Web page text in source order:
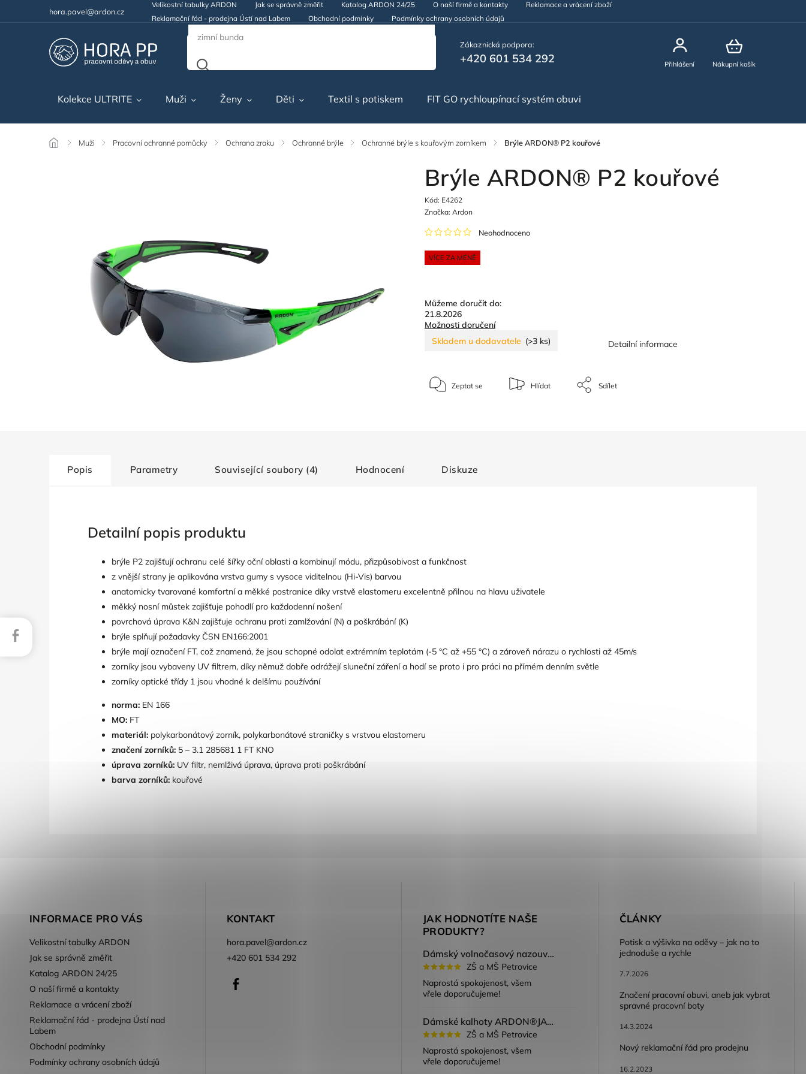
hora.pavel@ardon.cz
Velikostní tabulky ARDON Jak se správně změřit Katalog ARDON 24/25 O naší firmě a kontakty
Reklamace a vrácení zboží
Reklamační řád - prodejna Ústí nad Labem
Obchodní podmínky Podmínky ochrany osobních údajů
Zákaznická podpora:
+420 601 534 292 Nákupní košík
Přihlášení
Kolekce ULTRITE Muži Ženy Děti Textil s potiskem FIT GO rychloupínací systém obuvi
/ Muži / Pracovní ochranné pomůcky / Ochrana zraku / Ochranné brýle / Ochranné brýle s kouřovým zorníkem / Brýle ARDON® P2 kouřové
Brýle ARDON® P2 kouřové
Kód: E4262
VÍCE ZA MÉNĚ
Neohodnoceno
Značka: Ardon
Můžeme doručit do:
21.8.2026
Možnosti doručení
Skladem u dodavatele (>3 ks) Detailní informace
Zeptat se Hlídat Sdílet
Popis Parametry Související soubory (4) Hodnocení Diskuze
Detailní popis produktu
brýle P2 zajišťují ochranu celé šířky oční oblasti a kombinují módu, přizpůsobivost a funkčnost
z vnější strany je aplikována vrstva gumy s vysoce viditelnou (Hi-Vis) barvou
anatomicky tvarované komfortní a měkké postranice díky vrstvě elastomeru excelentně přilnou na hlavu uživatele
měkký nosní můstek zajišťuje pohodlí pro každodenní nošení
povrchová úprava K&N zajišťuje ochranu proti zamlžování (N) a poškrábání (K)
brýle splňují požadavky ČSN EN166:2001
brýle mají označení FT, což znamená, že jsou schopné odolat extrémním teplotám (-5 °C až +55 °C) a zároveň nárazu o rychlosti až 45m/s
zorníky jsou vybaveny UV filtrem, díky němuž dobře odrážejí sluneční záření a hodí se proto i pro práci na přímém denním světle
zorníky optické třídy 1 jsou vhodné k delšímu používání
norma: EN 166
MO: FT
materiál: polykarbonátový zorník, polykarbonátové straničky s vrstvou elastomeru
značení zorníků: 5 – 3.1 285681 1 FT KNO
úprava zorníků: UV filtr, nemlživá úprava, úprava proti poškrábání
barva zorníků: kouřové
INFORMACE PRO VÁS
Velikostní tabulky ARDON
Jak se správně změřit
Katalog ARDON 24/25
O naší firmě a kontakty
Reklamace a vrácení zboží
Reklamační řád - prodejna Ústí nad
Labem
Obchodní podmínky
Podmínky ochrany osobních údajů
KONTAKT
hora.pavel@ardon.cz
+420 601 534 292
JAK HODNOTÍTE NAŠE
PRODUKTY?
Dámský volnočasový nazouvák ARDON®JUNO - růžová
ZŠ a MŠ Petrovice
Naprostá spokojenost, všem
vřele doporučujeme!
Dámské kalhoty ARDON®JASVENA šedá
ZŠ a MŠ Petrovice
Naprostá spokojenost, všem
vřele doporučujeme!
ČLÁNKY
Potisk a výšivka na oděvy – jak na to
jednoduše a rychle
7.7.2026
Značení pracovní obuvi, aneb jak vybrat
spravné pracovní boty
14.3.2024
Nový reklamační řád pro prodejnu
16.2.2023